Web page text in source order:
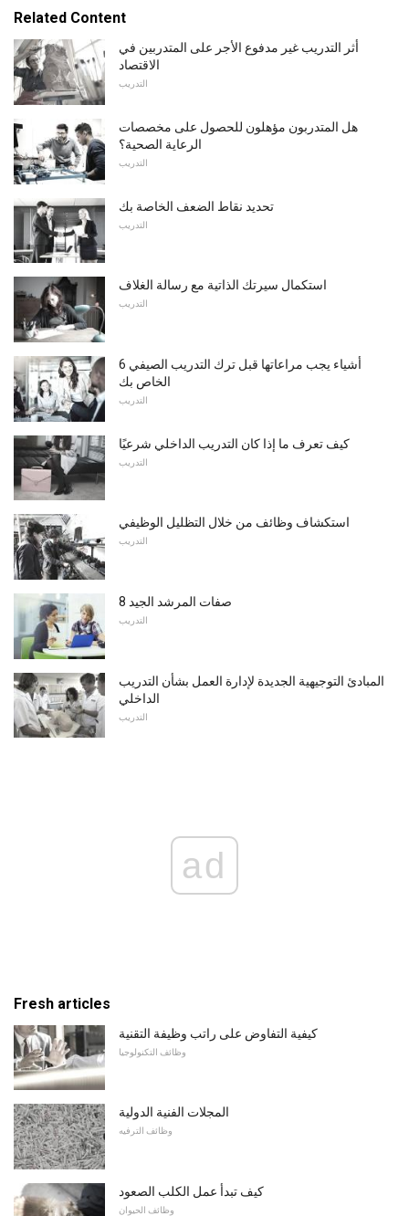
Related Content
أثر التدريب غير مدفوع الأجر على المتدربين في
الاقتصاد
التدريب
هل المتدربون مؤهلون للحصول على مخصصات
الرعاية الصحية؟
التدريب
تحديد نقاط الضعف الخاصة بك
التدريب
استكمال سيرتك الذاتية مع رسالة الغلاف
التدريب
6 أشياء يجب مراعاتها قبل ترك التدريب الصيفي
الخاص بك
التدريب
كيف تعرف ما إذا كان التدريب الداخلي شرعيًا
التدريب
استكشاف وظائف من خلال التظليل الوظيفي
التدريب
8 صفات المرشد الجيد
التدريب
المبادئ التوجيهية الجديدة لإدارة العمل بشأن التدريب
الداخلي
التدريب
ad
Fresh articles
كيفية التفاوض على راتب وظيفة التقنية
وظائف التكنولوجيا
المجلات الفنية الدولية
وظائف الترفيه
كيف تبدأ عمل الكلب الصعود
وظائف الحيوان